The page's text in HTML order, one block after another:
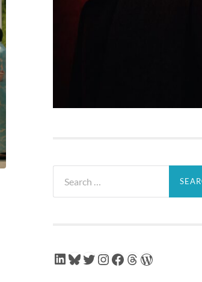
for:
LinkedIn
Bluesky
Twitter
Instagram
Facebook
Threads
WordPress